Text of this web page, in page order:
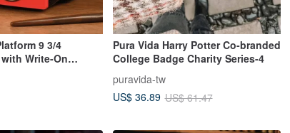
9 3/4
Write-On
Pura Vida Harry Potter Co-branded
College Badge Charity Series-4
puravida-tw
US$ 36.89 US$ 61.47